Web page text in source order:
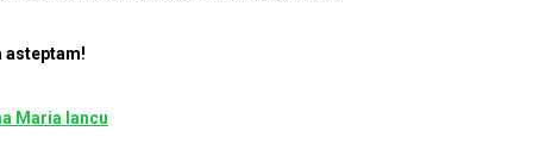
asteptam!
Maria Iancu